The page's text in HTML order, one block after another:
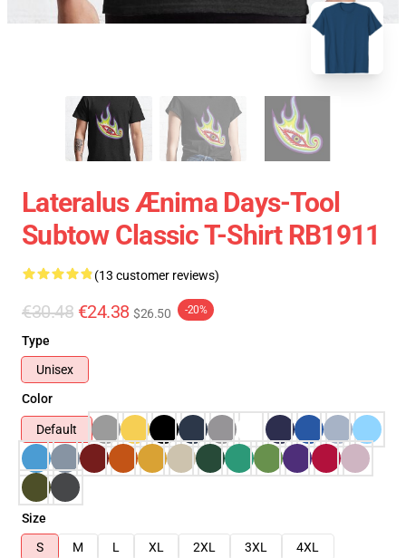
Lateralus Ænima Days-Tool
Subtow Classic T-Shirt RB1911
(13 customer reviews)
€30.48 €24.38 $26.50 -20%
Type
Unisex
Color
Default
Size
S
M L XL 2XL 3XL
4XL